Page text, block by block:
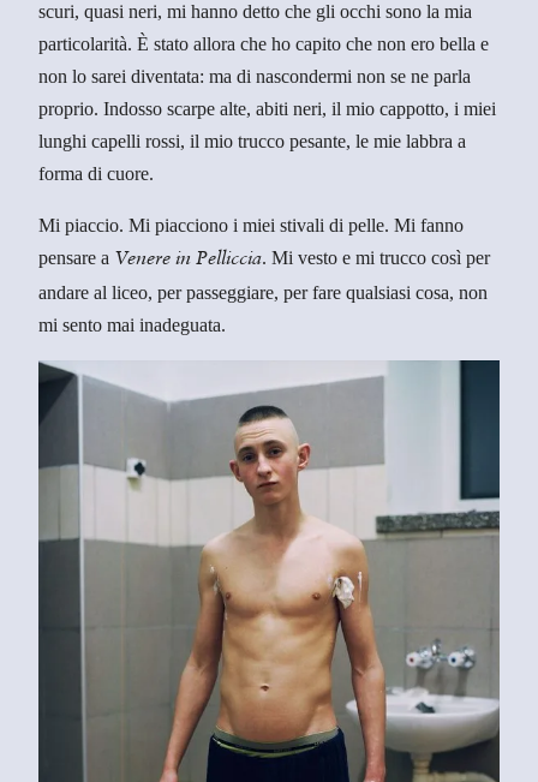
scuri, quasi neri, mi hanno detto che gli occhi sono la mia
particolarità. È stato allora che ho capito che non ero bella e
non lo sarei diventata: ma di nascondermi non se ne parla
proprio. Indosso scarpe alte, abiti neri, il mio cappotto, i miei
lunghi capelli rossi, il mio trucco pesante, le mie labbra a
forma di cuore.
Mi piaccio. Mi piacciono i miei stivali di pelle. Mi fanno
pensare a Venere in Pelliccia. Mi vesto e mi trucco così per
andare al liceo, per passeggiare, per fare qualsiasi cosa, non
mi sento mai inadeguata.